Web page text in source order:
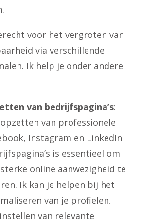
voor het vergroten van
via verschillende
Ik help je onder andere
van bedrijfspagina’s:
van professionele
Instagram en LinkedIn
is essentieel om
online aanwezigheid te
Ik kan je helpen bij het
van je profielen,
van relevante